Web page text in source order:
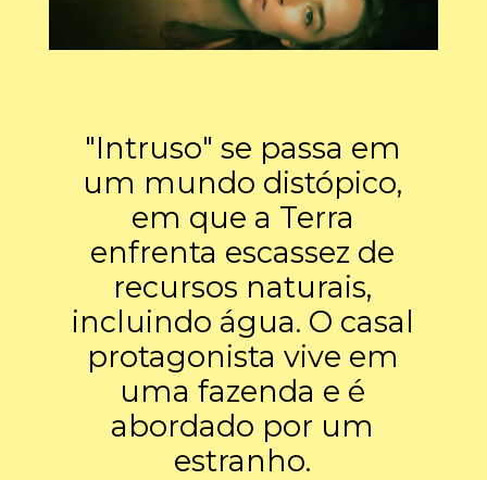
"Intruso" se passa em
um mundo distópico,
em que a Terra
enfrenta escassez de
recursos naturais,
incluindo água. O casal
protagonista vive em
uma fazenda e é
abordado por um
estranho.